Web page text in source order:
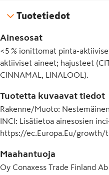
Tuotetiedot
Ainesosat
<5 % ionittomat pinta-
aktiiviset aineet; hajusteet
CINNAMAL, LINALOOL).
Tuotetta kuvaavat tiedot
Rakenne/Muoto: Nestemäinen
INCI: Lisätietoa ainesosien
https://ec.Europa.Eu/growth/
Maahantuoja
Oy Conaxess Trade Finland Ab